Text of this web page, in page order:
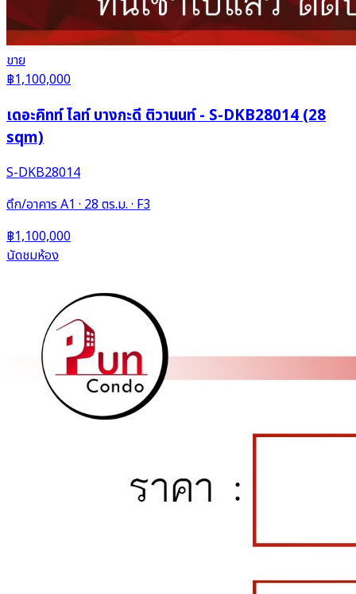
ขาย
฿1,100,000
เดอะคิทท์ ไลท์ บางกะดี ติวานนท์ - S-DKB28014 (28
sqm)
S-DKB28014
ตึก/อาคาร A1 · 28 ตร.ม. · F3
฿1,100,000
นัดชมห้อง